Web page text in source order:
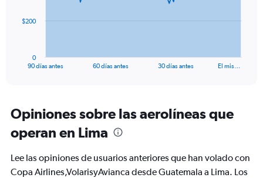
The
Range:
91
categories.
The
chart
1
90 días antes 60 días antes 30 días antes El mis…
0
$200
Opiniones sobre las aerolíneas que
operan en Lima
Lee las opiniones de usuarios anteriores que han volado con
Copa Airlines,VolarisyAvianca desde Guatemala a Lima. Los